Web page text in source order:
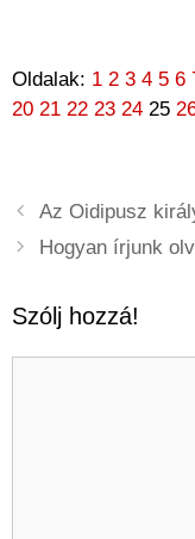
Oldalak: 1 2 3 4 5 6
20 21 22 23 24 25
Az Oidipusz
Hogyan írjunk
Szólj hozzá!